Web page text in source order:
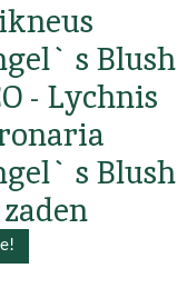
Blush
- Lychnis
Blush
zaden